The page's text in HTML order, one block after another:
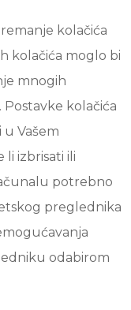
kolačića
kolačića moglo bi
mnogih
kolačića
Vašem
izbrisati ili
potrebno
preglednika
odabirom